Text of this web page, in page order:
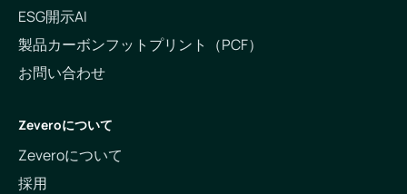
ESG開示AI
製品カーボンフットプリント（PCF）
お問い合わせ
Zeveroについて
Zeveroについて
採用